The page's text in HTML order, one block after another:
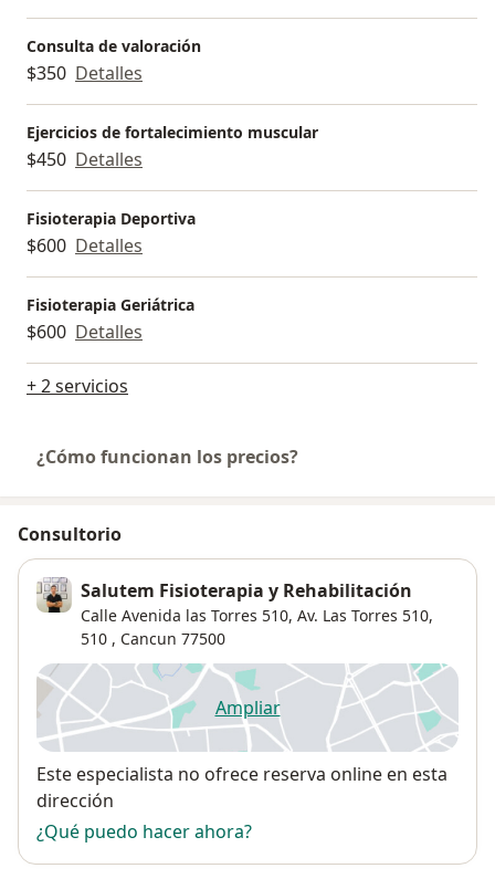
Consulta de valoración
$350 Detalles
Ejercicios de fortalecimiento muscular
$450 Detalles
Fisioterapia Deportiva
$600 Detalles
Fisioterapia Geriátrica
$600 Detalles
+ 2 servicios
¿Cómo funcionan los precios?
Consultorio
Salutem Fisioterapia y Rehabilitación
Calle Avenida las Torres 510, Av. Las Torres 510,
510 , Cancun 77500
Ampliarse abre en una nueva
Disponibilidad
Este especialista no ofrece reserva online en esta
dirección
¿Qué puedo hacer ahora?